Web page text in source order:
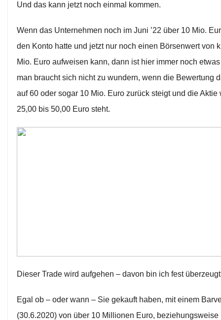
Und das kann jetzt noch einmal kommen.
Wenn das Unternehmen noch im Juni ’22 über 10 Mio.
den Konto hatte und jetzt nur noch einen Börsenwert von
Mio. Euro aufweisen kann, dann ist hier immer noch
man braucht sich nicht zu wundern, wenn die Bewertung
auf 60 oder sogar 10 Mio. Euro zurück steigt und die Aktie
25,00 bis 50,00 Euro steht.
Dieser Trade wird aufgehen – davon bin ich fest
Egal ob – oder wann – Sie gekauft haben, mit einem
(30.6.2020) von über 10 Millionen Euro, beziehungsweise